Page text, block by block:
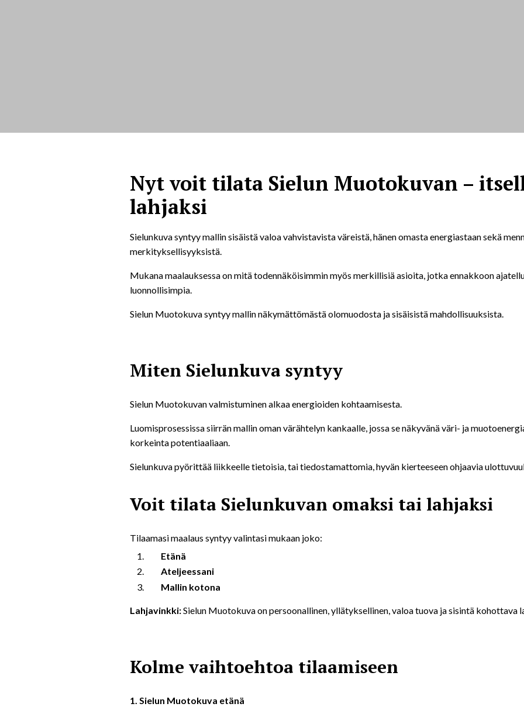
Nyt voit tilata Sielun Muotokuvan –
lahjaksi
Sielunkuva syntyy mallin sisäistä valoa vahvistavista väreistä, hänen omasta energiastaan sekä
merkityksellisyyksistä.
Mukana maalauksessa on mitä todennäköisimmin myös merkillisiä asioita, jotka ennakkoon
luonnollisimpia.
Sielun Muotokuva syntyy mallin näkymättömästä olomuodosta ja sisäisistä mahdollisuuksista.
Miten Sielunkuva syntyy
Sielun Muotokuvan valmistuminen alkaa energioiden kohtaamisesta.
Luomisprosessissa siirrän mallin oman värähtelyn kankaalle, jossa se näkyvänä väri- ja
korkeinta potentiaaliaan.
Sielunkuva pyörittää liikkeelle tietoisia, tai tiedostamattomia, hyvän kierteeseen ohjaavia
Voit tilata Sielunkuvan omaksi tai lahjaksi
Tilaamasi maalaus syntyy valintasi mukaan joko:
Etänä
Ateljeessani
Mallin kotona
Lahjavinkki:Sielun Muotokuva on persoonallinen, yllätyksellinen, valoa tuova ja sisintä kohottava
Kolme vaihtoehtoa tilaamiseen
1. Sielun Muotokuva etänä